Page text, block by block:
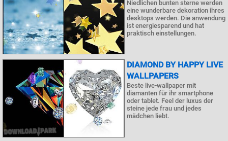
Niedlichen bunten sterne werden
eine wunderbare dekoration ihres
desktops werden. Die anwendung
ist energiesparend und hat
praktisch einstellungen.
DIAMOND BY HAPPY LIVE
WALLPAPERS
Beste live-wallpaper mit
diamanten für ihr smartphone
oder tablet. Feel der luxus der
steine ​​jede frau und jedes
mädchen liebt.